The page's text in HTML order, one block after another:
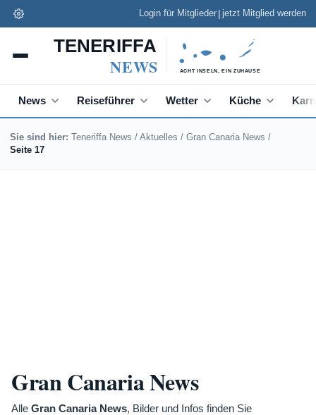
Login für Mitglieder | jetzt Mitglied werden
News Reiseführer Wetter Küche
Sie sind hier: Teneriffa News / Aktuelles / Gran Canaria News /
Seite 17
Gran Canaria News
Alle Gran Canaria News, Bilder und Infos finden Sie
Teneriffa News App
Schneller lesen, Push zu Eilmeldungen